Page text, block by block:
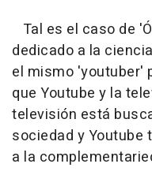
Tal es el caso de
dedicado a la
el mismo 'youtuber'
que Youtube y la
televisión está
sociedad y Youtube
a la